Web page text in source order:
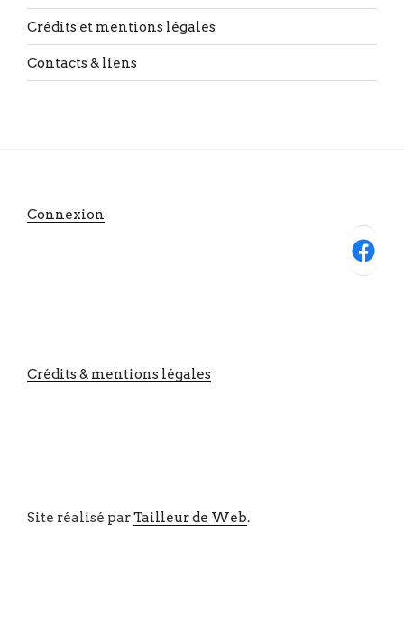
Crédits et mentions légales
Contacts & liens
Connexion
Facebook
Crédits & mentions légales
Site réalisé parTailleur de Web.